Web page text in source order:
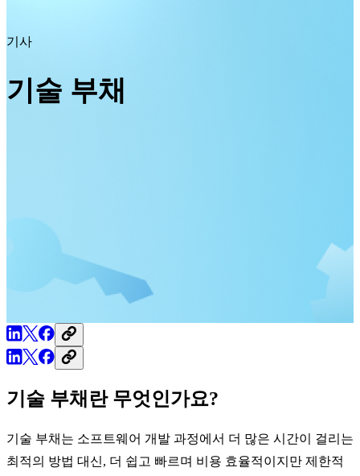
기사
기술 부채
기술 부채란 무엇인가요?
기술 부채는 소프트웨어 개발 과정에서 더 많은 시간이 걸리는
최적의 방법 대신, 더 쉽고 빠르며 비용 효율적이지만 제한적